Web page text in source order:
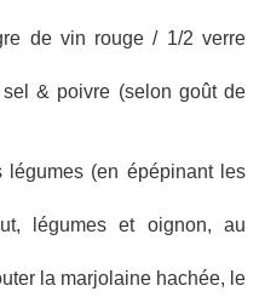
de vin rouge / 1/2 verre
& poivre (selon goût de
légumes (en épépinant les
légumes et oignon, au
la marjolaine hachée, le